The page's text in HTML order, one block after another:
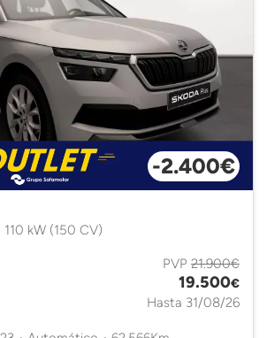
-2.400€
110 kW (150 CV)
PVP 21.900€
19.500€
Hasta 31/08/26